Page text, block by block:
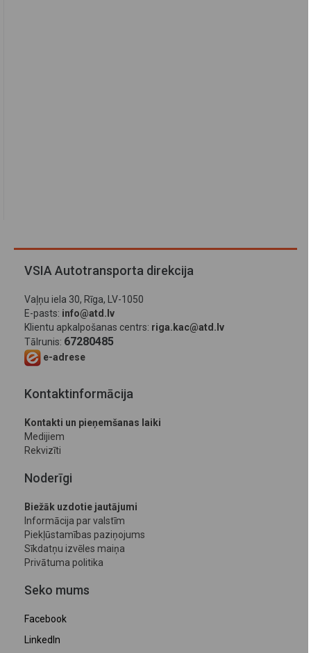
VSIA Autotransporta direkcija
Vaļņu iela 30, Rīga, LV-1050
E-pasts: info@atd.lv
Klientu apkalpošanas centrs: riga.kac@atd.lv
Tālrunis: 67280485
e-adrese
Kontaktinformācija
Kontakti un pieņemšanas laiki
Medijiem
Rekvizīti
Noderīgi
Biežāk uzdotie jautājumi
Informācija par valstīm
Piekļūstamības paziņojums
Sīkdatņu izvēles maiņa
Privātuma politika
Seko mums
Facebook
LinkedIn